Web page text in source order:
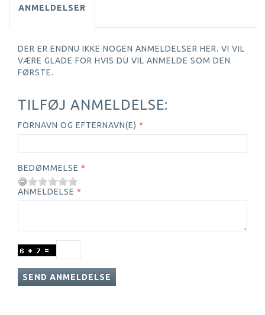
ANMELDELSER
DER ER ENDNU IKKE NOGEN ANMELDELSER HER. VI VIL
VÆRE GLADE FOR HVIS DU VIL ANMELDE SOM DEN
FØRSTE.
TILFØJ ANMELDELSE:
FORNAVN OG EFTERNAVN(E)
BEDØMMELSE
ANMELDELSE
SEND ANMELDELSE